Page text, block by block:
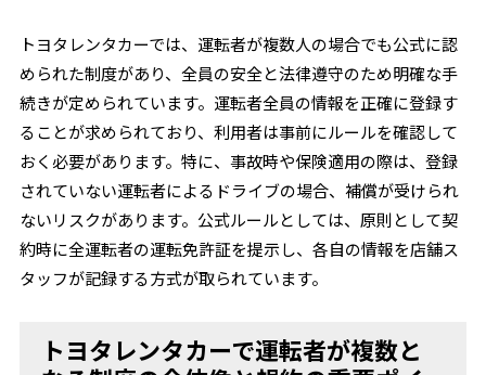
トヨタレンタカーでは、運転者が複数人の場合でも公式に認
められた制度があり、全員の安全と法律遵守のため明確な手
続きが定められています。運転者全員の情報を正確に登録す
ることが求められており、利用者は事前にルールを確認して
おく必要があります。特に、事故時や保険適用の際は、登録
されていない運転者によるドライブの場合、補償が受けられ
ないリスクがあります。公式ルールとしては、原則として契
約時に全運転者の運転免許証を提示し、各自の情報を店舗ス
タッフが記録する方式が取られています。
トヨタレンタカーで運転者が複数と